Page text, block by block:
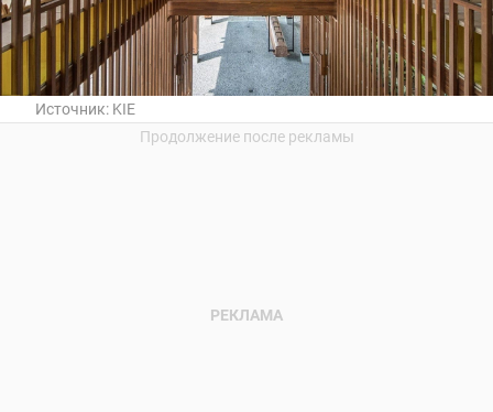
Источник: KIE